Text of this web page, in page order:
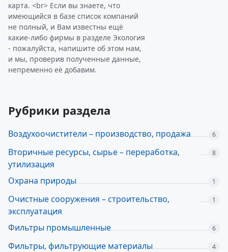
карта. <br> Если вы знаете, что
имеющийся в базе список компаний
не полный, и Вам известны ещё
какие-либо фирмы в разделе Экология
- пожалуйста, напишите об этом нам,
и мы, проверив полученные данные,
непременно её добавим.
Рубрики раздела
Воздухоочистители – производство, продажа 6
Вторичные ресурсы, сырье – переработка,
утилизация
8
Охрана природы 1
Очистные сооружения – строительство,
эксплуатация
1
Фильтры промышленные 6
Фильтры, фильтрующие материалы 4